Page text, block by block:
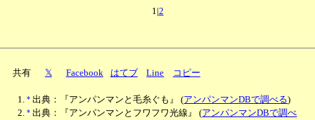
1| 2
共有 𝕏 Facebook はてブ Line コピー
* 出典：『アンパンマンと毛糸ぐも』(アンパンマンDBで調べる)
* 出典：『アンパンマンとフワフワ光線』(アンパンマンDBで調べ